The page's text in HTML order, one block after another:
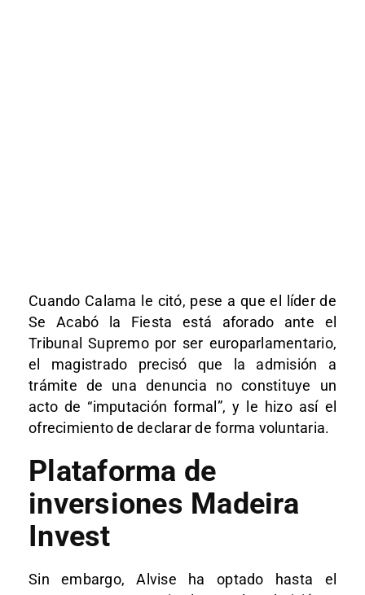
Cuando Calama le citó, pese a que el líder de
Se Acabó la Fiesta está aforado ante el
Tribunal Supremo por ser europarlamentario,
el magistrado precisó que la admisión a
trámite de una denuncia no constituye un
acto de “imputación formal”, y le hizo así el
ofrecimiento de declarar de forma voluntaria.
Plataforma de
inversiones Madeira
Invest
Sin embargo, Alvise ha optado hasta el